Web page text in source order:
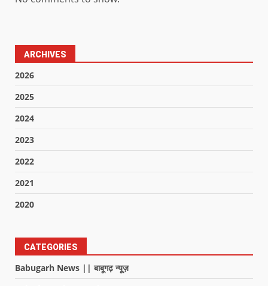
ARCHIVES
2026
2025
2024
2023
2022
2021
2020
CATEGORIES
Babugarh News || बाबूगढ़ न्यूज़